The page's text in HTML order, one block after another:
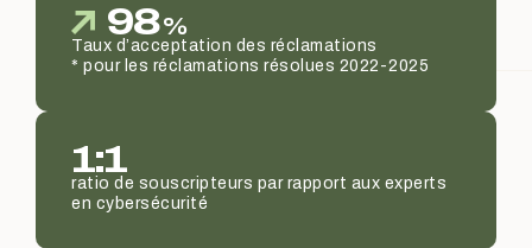
98%
Taux d’acceptation des réclamations
* pour les réclamations résolues 2022-2025
1:1
ratio de souscripteurs par rapport aux experts
en cybersécurité